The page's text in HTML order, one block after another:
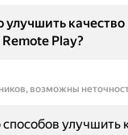
Play?
возможны
улучшить